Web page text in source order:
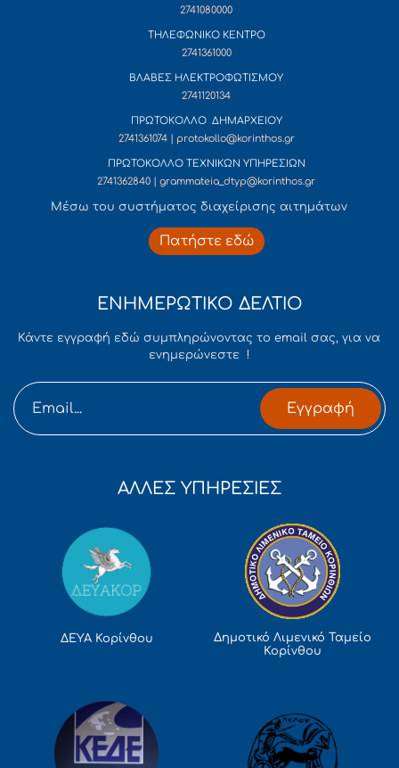
2741080000
ΤΗΛΕΦΩΝΙΚΟ ΚΕΝΤΡΟ
2741361000
ΒΛΑΒΕΣ ΗΛΕΚΤΡΟΦΩΤΙΣΜΟΥ
2741120134
ΠΡΩΤΟΚΟΛΛΟ ΔΗΜΑΡΧΕΙΟΥ
2741361074 | protokollo@korinthos.gr
ΠΡΩΤΟΚΟΛΛΟ ΤΕΧΝΙΚΩΝ ΥΠΗΡΕΣΙΩΝ
2741362840 | grammateia_dtyp@korinthos.gr
Mέσω του συστήματος διαχείρισης αιτημάτων
Πατήστε εδώ
ΕΝΗΜΕΡΩΤΙΚΟ ΔΕΛΤΙΟ
Κάντε εγγραφή εδώ συμπληρώνοντας το email σας, για να
ενημερώνεστε !
Εγγραφή
ΑΛΛΕΣ ΥΠΗΡΕΣΙΕΣ
ΔΕΥΑ Κορίνθου
Δημοτικό Λιμενικό Ταμείο
Κορίνθου